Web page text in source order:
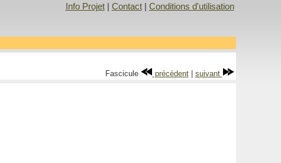
Info Projet| Contact| Conditions d'utilisation
Fascicule précédent| suivant